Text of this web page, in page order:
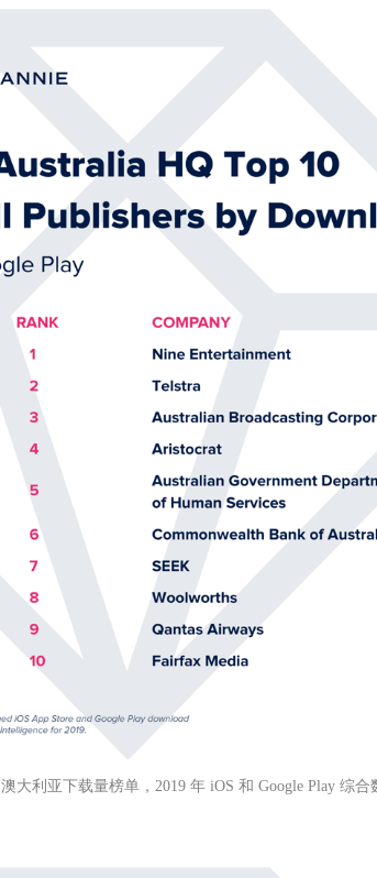
澳大利亚下载量榜单，2019 年 iOS 和 Google Play 综合